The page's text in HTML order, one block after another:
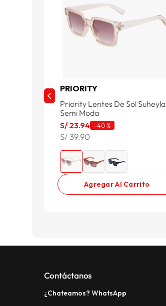
PRIORITY
Priority Lentes De Sol Suheyla
Semi Moda
S/ 23.94 -40 %
S/ 39.90
Agregar Al Carrito
Contáctanos
¿Chateamos? WhatsApp